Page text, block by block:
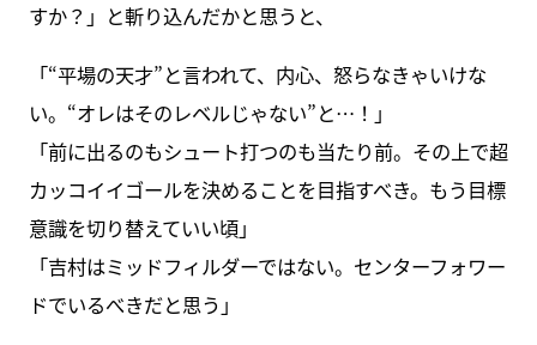
すか？」と斬り込んだかと思うと、
「“平場の天才”と言われて、内心、怒らなきゃいけな
い。“オレはそのレベルじゃない”と…！」
「前に出るのもシュート打つのも当たり前。その上で超
カッコイイゴールを決めることを目指すべき。もう目標
意識を切り替えていい頃」
「吉村はミッドフィルダーではない。センターフォワー
ドでいるべきだと思う」